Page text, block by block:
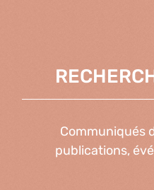
Communiqués
publications,